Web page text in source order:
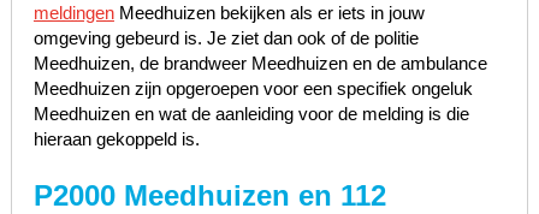
meldingenMeedhuizen bekijken als er iets in jouw
omgeving gebeurd is. Je ziet dan ook of de politie
Meedhuizen, de brandweer Meedhuizen en de ambulance
Meedhuizen zijn opgeroepen voor een specifiek ongeluk
Meedhuizen en wat de aanleiding voor de melding is die
hieraan gekoppeld is.
P2000 Meedhuizen en 112